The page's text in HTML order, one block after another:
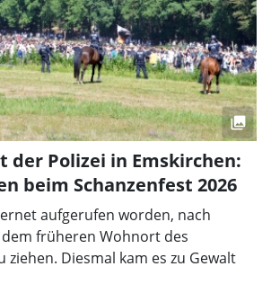
der Polizei in Emskirchen:
beim Schanzenfest 2026
aufgerufen worden, nach
früheren Wohnort des
ziehen. Diesmal kam es zu Gewalt